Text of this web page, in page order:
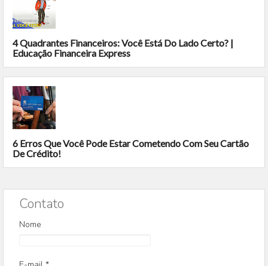
4 Quadrantes Financeiros: Você Está Do Lado Certo? |
Educação Financeira Express
6 Erros Que Você Pode Estar Cometendo Com Seu Cartão
De Crédito!
Contato
Nome